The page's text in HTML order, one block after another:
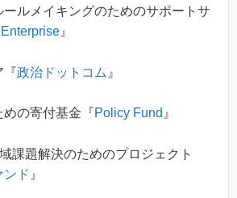
ルメイキングのためのサポートサ
』
『政治ドットコム 』
の寄付基金『Policy Fund 』
課題解決のためのプロジェクト
ンド 』